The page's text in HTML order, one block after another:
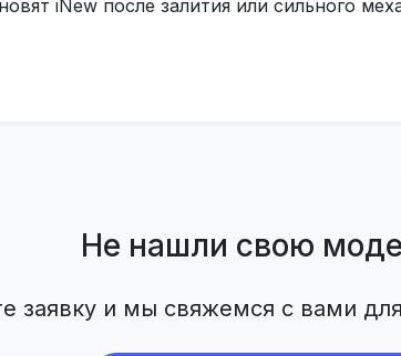
iNew после залития или сильного
Не нашли свою
заявку и мы свяжемся с вами